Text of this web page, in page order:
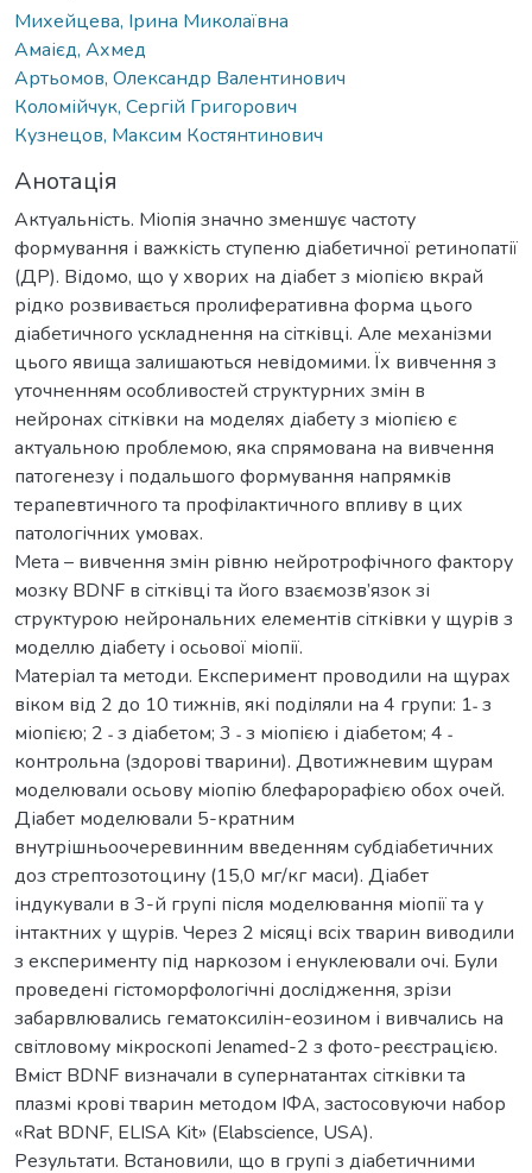
Михейцева, Ірина Миколаївна
Амаієд, Ахмед
Артьомов, Олександр Валентинович
Коломійчук, Сергій Григорович
Кузнецов, Максим Костянтинович
Анотація
Актуальність. Міопія значно зменшує частоту
формування і важкість ступеню діабетичної ретинопатії
(ДР). Відомо, що у хворих на діабет з міопією вкрай
рідко розвивається пролиферативна форма цього
діабетичного ускладнення на сітківці. Але механізми
цього явища залишаються невідомими. Їх вивчення з
уточненням особливостей структурних змін в
нейронах сітківки на моделях діабету з міопією є
актуальною проблемою, яка спрямована на вивчення
патогенезу і подальшого формування напрямків
терапевтичного та профілактичного впливу в цих
патологічних умовах.
Мета – вивчення змін рівню нейротрофічного фактору
мозку BDNF в сітківці та його взаємозв’язок зі
структурою нейрональних елементів сітківки у щурів з
моделлю діабету і осьової міопії.
Матеріал та методи. Експеримент проводили на щурах
віком від 2 до 10 тижнів, які поділяли на 4 групи: 1˗ з
міопією; 2 ˗ з діабетом; 3 ˗ з міопією і діабетом; 4 ˗
контрольна (здорові тварини). Двотижневим щурам
моделювали осьову міопію блефарорафією обох очей.
Діабет моделювали 5-кратним
внутрішньоочеревинним введенням субдіабетичних
доз стрептозотоцину (15,0 мг/кг маси). Діабет
індукували в 3-й групі після моделювання міопії та у
інтактних у щурів. Через 2 місяці всіх тварин виводили
з експерименту під наркозом і енуклеювали очі. Були
проведені гістоморфологічні дослідження, зрізи
забарвлювались гематоксилін-еозином і вивчались на
світловому мікроскопі Jenamed-2 з фото-реєстрацією.
Вміст BDNF визначали в супернатантах сітківки та
плазмі крові тварин методом ІФА, застосовуючи набор
«Rat BDNF, ELISA Kit» (Elabscience, USA).
Результати. Встановили, що в групі з діабетичними